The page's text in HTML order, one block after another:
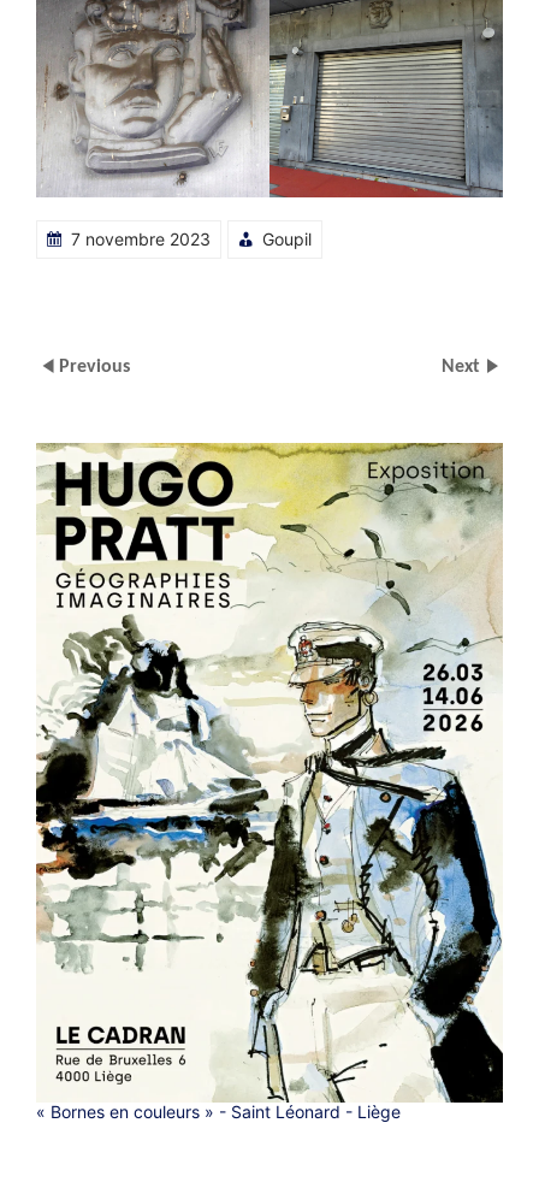
7 novembre 2023 Goupil
Previous Next
« Bornes en couleurs » - Saint Léonard - Liège